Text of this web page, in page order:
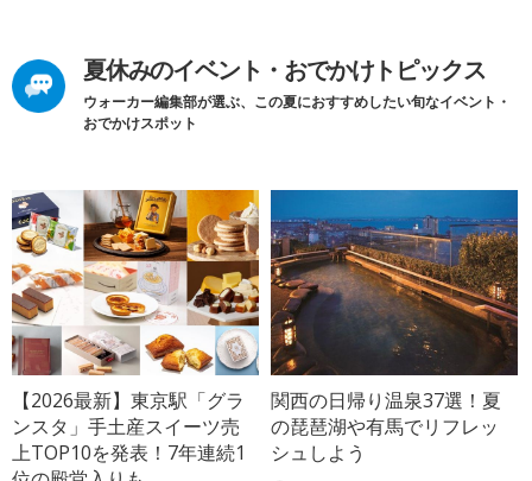
夏休みのイベント・おでかけトピックス
ウォーカー編集部が選ぶ、この夏におすすめしたい旬なイベント・
おでかけスポット
【2026最新】東京駅「グラ
ンスタ」手土産スイーツ売
上TOP10を発表！7年連続1
関西の日帰り温泉37選！夏
の琵琶湖や有馬でリフレッ
シュしよう